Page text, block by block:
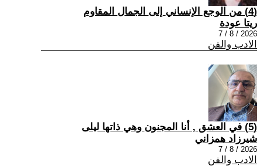
(4) من الوجع الإنساني إلى الجمال المقاوم
ريتا عودة
2026 / 8 / 7
الادب والفن
(5) في العشق , أنا المجنون وهي ذاتها ليلى
شيرزاد همزاني
2026 / 8 / 7
الادب والفن